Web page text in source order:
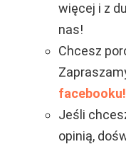
więcej i z
nas!
Chcesz
facebooku!
Jeśli
opinią,